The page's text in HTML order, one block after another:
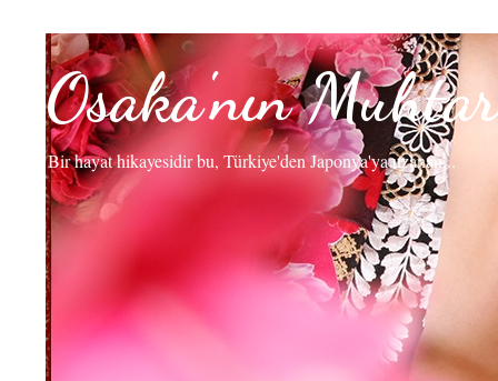
Osaka'nın
Bir hayat hikayesidir bu, Türkiye'den Japonya'ya uzanan...